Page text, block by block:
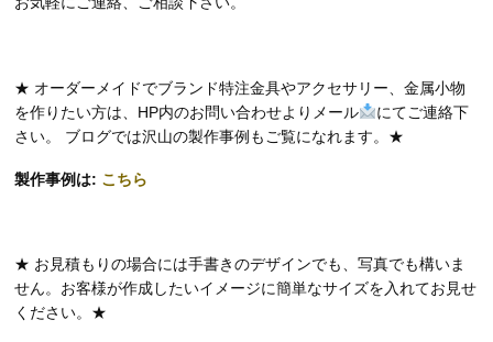
★ オーダーメイドでブランド特注金具やアクセサリー、金属小物
を作りたい方は、HP内のお問い合わせよりメール
にてご連絡下
さい。 ブログでは沢山の製作事例もご覧になれます。★
製作事例は: こちら
★ お見積もりの場合には手書きのデザインでも、写真でも構いま
せん。お客様が作成したいイメージに簡単なサイズを入れてお見せ
ください。★